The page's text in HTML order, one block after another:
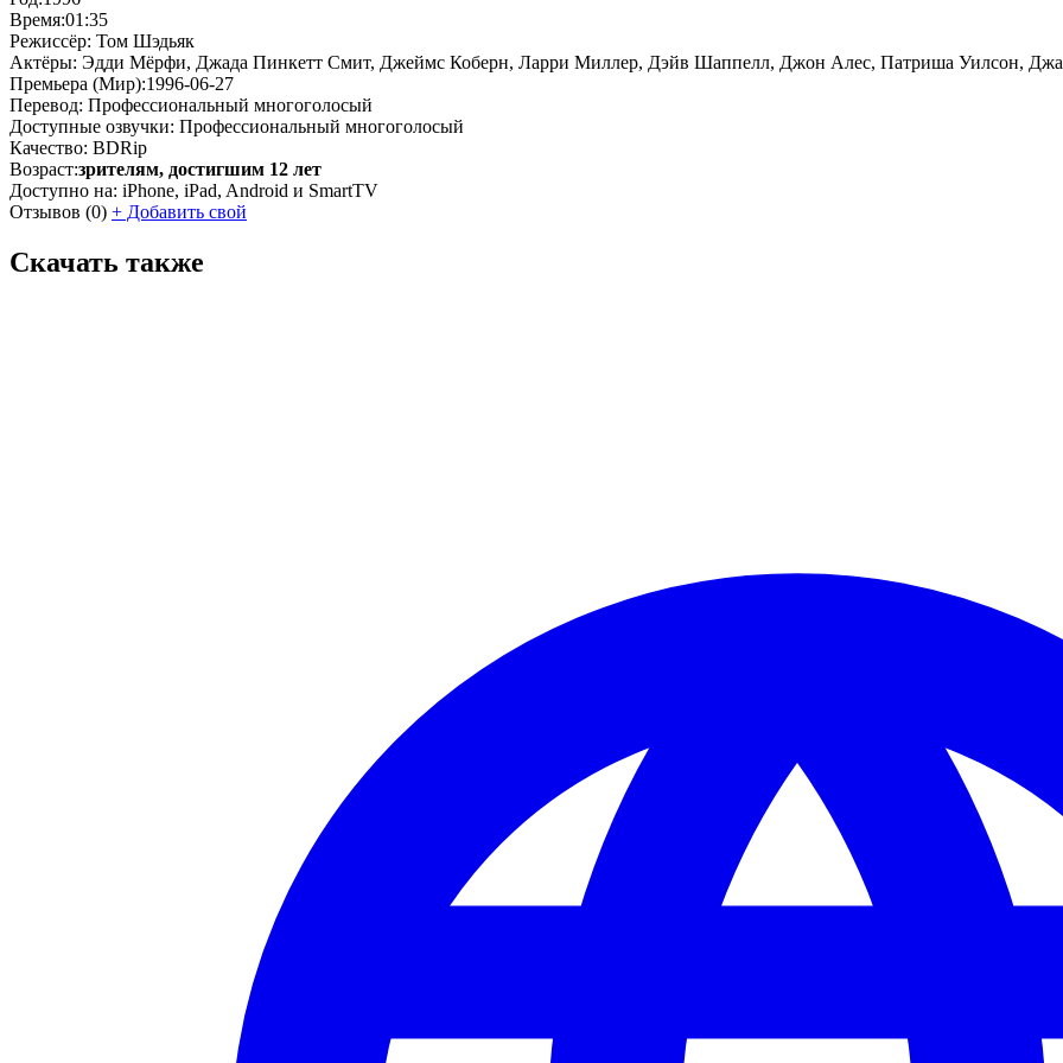
Время:01:35
Режиссёр: Том Шэдьяк
Актёры: Эдди Мёрфи, Джада Пинкетт Смит, Джеймс Коберн, Ларри Миллер, Дэйв Шаппелл, Джон Алес, Патриша Уилсон,
Премьера (Мир):1996-06-27
Перевод: Профессиональный многоголосый
Доступные озвучки: Профессиональный многоголосый
Качество: BDRip
Возраст:зрителям, достигшим 12 лет
Доступно на: iPhone, iPad, Android и SmartTV
Отзывов (0) + Добавить свой
Скачать также